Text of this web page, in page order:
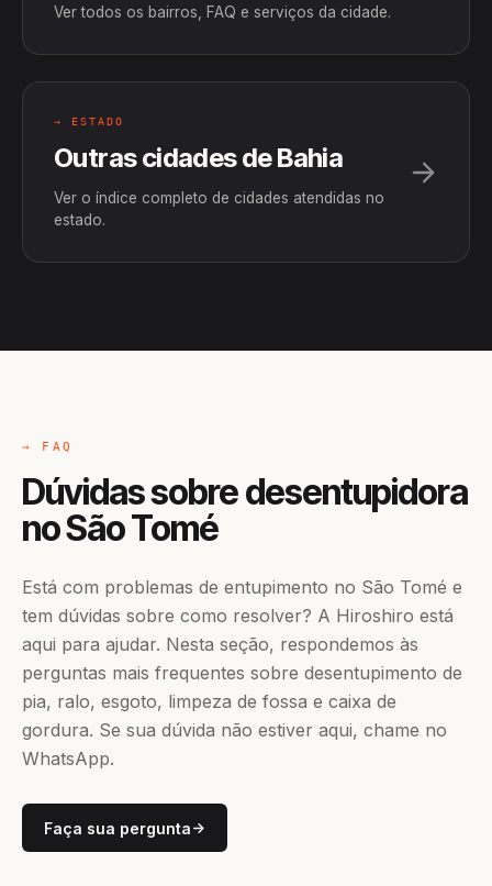
Ver todos os bairros, FAQ e serviços da cidade.
→ ESTADO
Outras cidades de Bahia
Ver o índice completo de cidades atendidas no
estado.
→ FAQ
Dúvidas sobre desentupidora
no São Tomé
Está com problemas de entupimento no São Tomé e
tem dúvidas sobre como resolver? A Hiroshiro está
aqui para ajudar. Nesta seção, respondemos às
perguntas mais frequentes sobre desentupimento de
pia, ralo, esgoto, limpeza de fossa e caixa de
gordura. Se sua dúvida não estiver aqui, chame no
WhatsApp.
Faça sua pergunta